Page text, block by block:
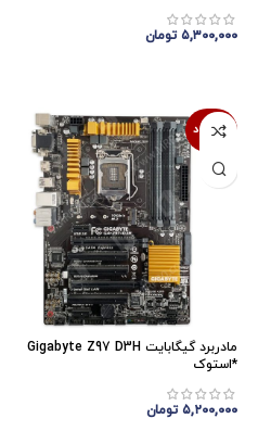
۵,۳۰۰,۰۰۰ تومان
ناموجود
مادربرد گیگابایت Gigabyte Z97 D3H
*استوک
۵,۲۰۰,۰۰۰ تومان